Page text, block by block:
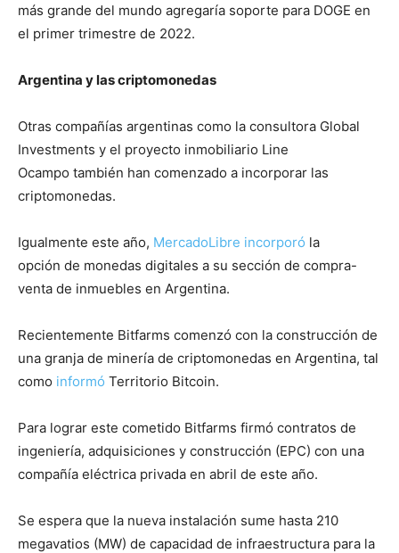
más grande del mundo agregaría soporte para DOGE en
el primer trimestre de 2022.
Argentina y las criptomonedas
Otras compañías argentinas como la consultora Global
Investments y el proyecto inmobiliario Line
Ocampo también han comenzado a incorporar las
criptomonedas.
Igualmente este año, MercadoLibre incorporó la
opción de monedas digitales a su sección de compra-
venta de inmuebles en Argentina.
Recientemente Bitfarms comenzó con la construcción de
una granja de minería de criptomonedas en Argentina, tal
como informó Territorio Bitcoin.
Para lograr este cometido Bitfarms firmó contratos de
ingeniería, adquisiciones y construcción (EPC) con una
compañía eléctrica privada en abril de este año.
Se espera que la nueva instalación sume hasta 210
megavatios (MW) de capacidad de infraestructura para la